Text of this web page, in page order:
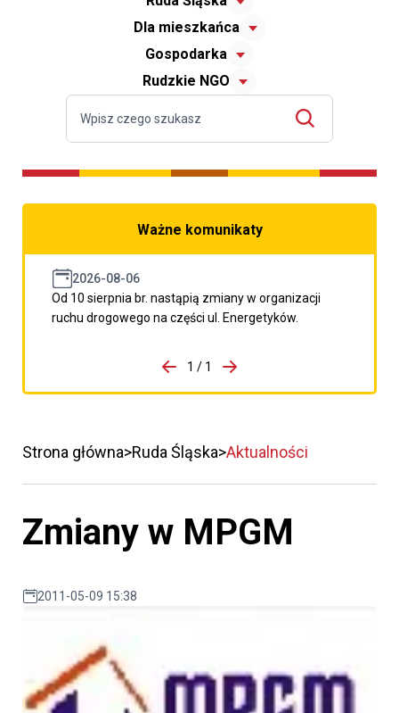
Dla mieszkańca
Gospodarka
Rudzkie NGO
Ważne komunikaty
2026-08-06
Od 10 sierpnia br. nastąpią zmiany w organizacji
ruchu drogowego na części ul. Energetyków.
porzpedniego komunikatu
1 / 1
Przejdź do następnego
Strona główna Ruda Śląska Aktualności
Zmiany w MPGM
2011-05-09 15:38